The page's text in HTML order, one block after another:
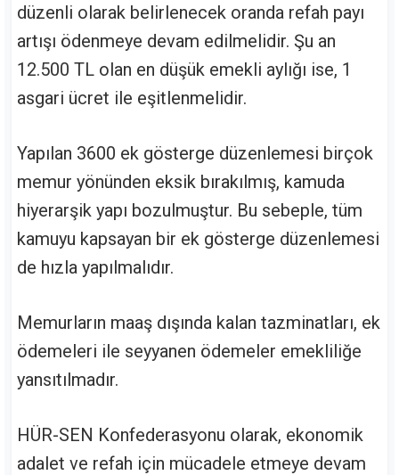
düzenli olarak belirlenecek oranda refah payı
artışı ödenmeye devam edilmelidir. Şu an
12.500 TL olan en düşük emekli aylığı ise, 1
asgari ücret ile eşitlenmelidir.
Yapılan 3600 ek gösterge düzenlemesi birçok
memur yönünden eksik bırakılmış, kamuda
hiyerarşik yapı bozulmuştur. Bu sebeple, tüm
kamuyu kapsayan bir ek gösterge düzenlemesi
de hızla yapılmalıdır.
Memurların maaş dışında kalan tazminatları, ek
ödemeleri ile seyyanen ödemeler emekliliğe
yansıtılmadır.
HÜR-SEN Konfederasyonu olarak, ekonomik
adalet ve refah için mücadele etmeye devam